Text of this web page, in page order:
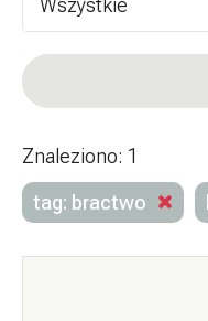
Wszystkie
Znaleziono: 1
tag: bractwo